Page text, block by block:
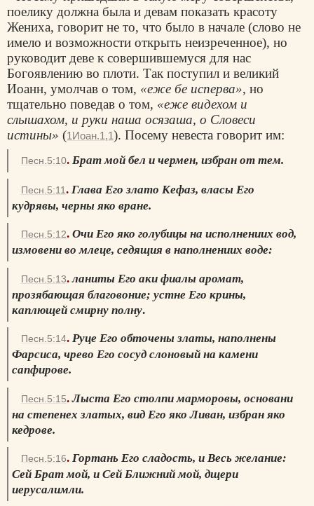
пoелику должна была и девам показать красоту
Жениха, говорит не то, что было в начале (слово не
имело и возможности открыть неизреченное), но
руководит деве к совершившемуся для нас
Богоявлению во плоти. Так поступил и великий
Иоанн, умолчав о том, «еже бе исперва», но
тщательно поведав о том, «еже видехом и
слышахом, и руки наша осязаша, о Словеси
истины» (1Иоан.1,1). Посему невеста говорит им:
Песн.5:10. Брат мой бел и чермен, избран от тем.
Песн.5:11. Глава Его злато Кефаз, власы Его
кудрявы, черны яко вране.
Песн.5:12. Очи Его яко голубицы на исполнениих вод,
измовени во млеце, седящия в наполнениих воде:
Песн.5:13. ланиты Его аки фиалы аромат,
прозябающая благовоние; устне Его крины,
каплющей смирну полну.
Песн.5:14. Руце Его обточены златы, наполнены
Фарсиса, чрево Его сосуд слоновый на камени
сапфирове.
Песн.5:15. Лыста Его столпи марморовы, основани
на степенех златых, вид Его яко Ливан, избран яко
кедрове.
Песн.5:16. Гортань Его сладость, и Весь желание:
Сей Брат мой, и Сей Ближний мой, дщери
иерусалимли.